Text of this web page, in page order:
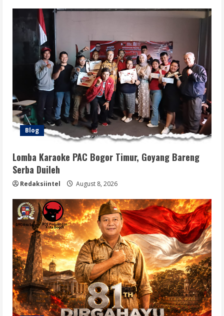
Blog
Lomba Karaoke PAC Bogor Timur, Goyang Bareng
Serba Duileh
Redaksiintel August 8, 2026